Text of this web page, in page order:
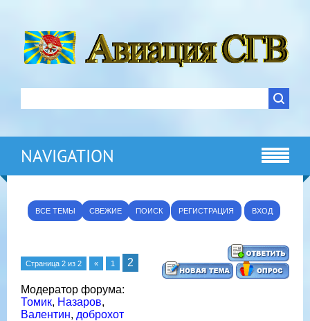
NAVIGATION
ВСЕ ТЕМЫ СВЕЖИЕ ПОИСК РЕГИСТРАЦИЯ ВХОД
Страница 2 из 2 « 1 2
Модератор форума:
Томик, Назаров,
Валентин, доброхот